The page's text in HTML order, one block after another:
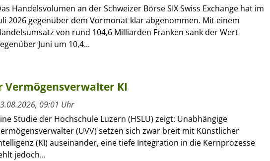
Handelsvolumen an der Schweizer Börse SIX Swiss Exchange hat im
2026 gegenüber dem Vormonat klar abgenommen. Mit einem
von rund 104,6 Milliarden Franken sank der Wert
Juni um 10,4...
Vermögensverwalter KI
09:01 Uhr
Studie der Hochschule Luzern (HSLU) zeigt: Unabhängige
(UVV) setzen sich zwar breit mit Künstlicher
(KI) auseinander, eine tiefe Integration in die Kernprozesse
jedoch...